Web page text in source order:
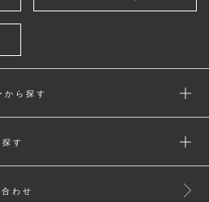
から探す
す
わせ